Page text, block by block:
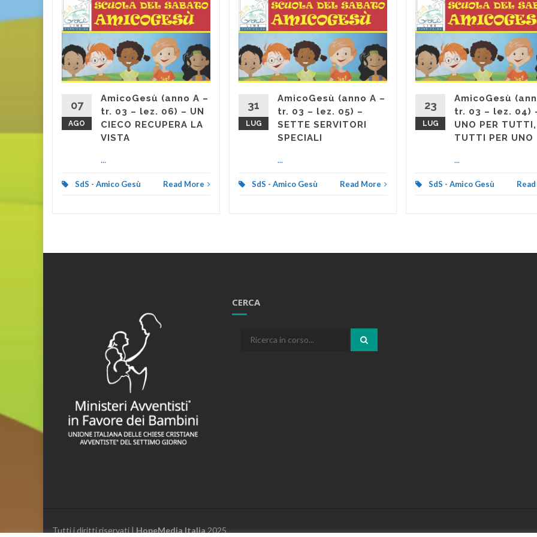
–
07
AGO
AmicoGesù (anno A –
tr. 03 – lez. 06) – UN
CIECO RECUPERA LA
VISTA
...
SdS - Amico Gesù Read More
31
LUG
AmicoGesù (anno A –
tr. 03 – lez. 05) –
SETTE SERVITORI
SPECIALI
...
SdS - Amico Gesù Read More
23
LUG
AmicoGesù
tr. 03 – lez. 04)
UNO PER TUTTI,
TUTTI PER UNO
...
SdS - Amico Gesù
CERCA
Tutti i diritti riservati | HopeMedia Italia 2025